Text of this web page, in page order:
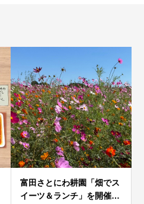
富田さとにわ耕園「畑でス
イーツ＆ランチ」を開催…